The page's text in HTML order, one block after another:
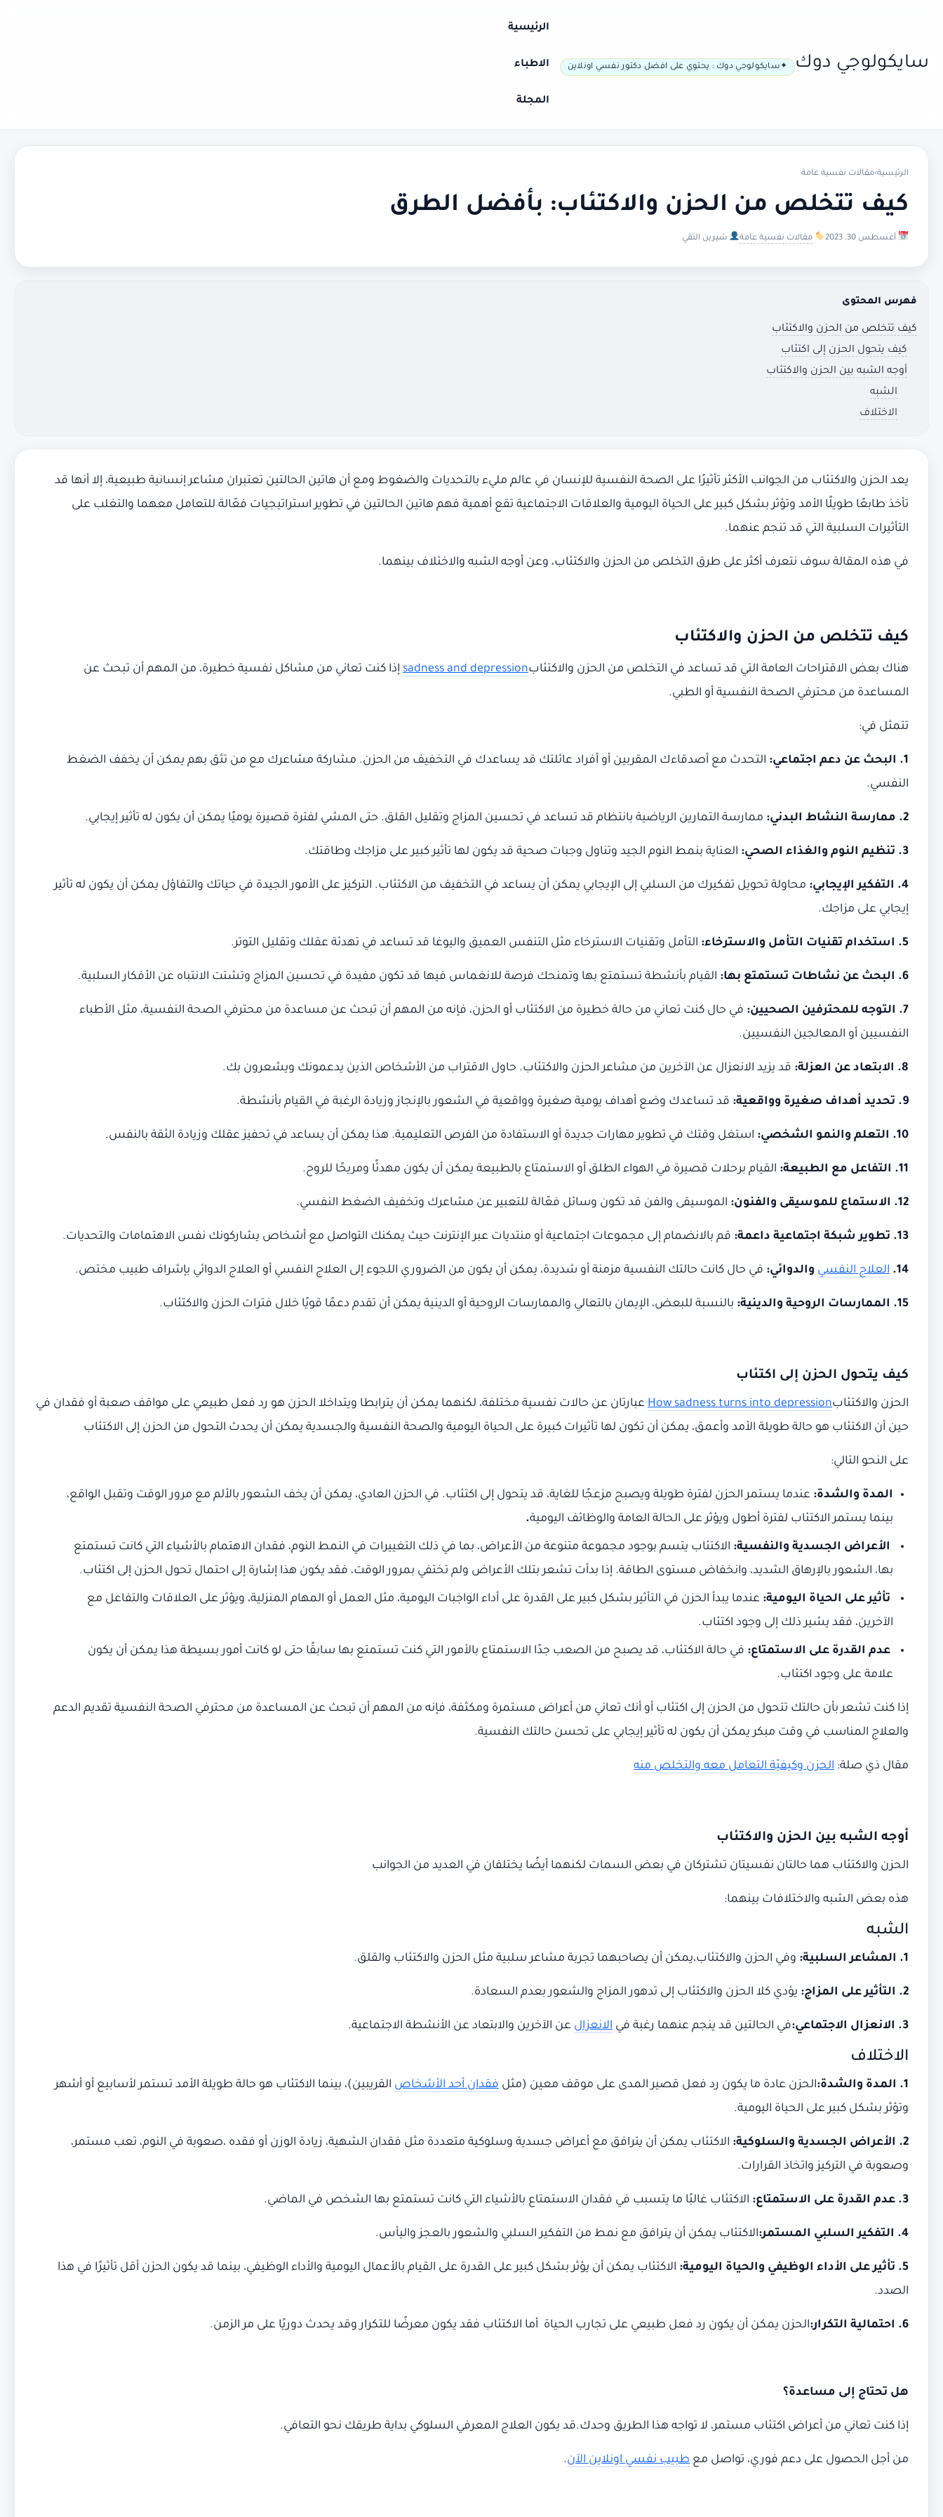
سايكولوجي دوك سايكولوجي دوك : يحتوي على افضل دكتور نفسي اونلاين
الرئيسية
الاطباء
المجلة
الرئيسية›مقالات نفسية عامة
كيف تتخلص من الحزن والاكتئاب: بأفضل الطرق
أغسطس 30, 2023 مقالات نفسية عامة شيرين التقي
فهرس المحتوى
كيف تتخلص من الحزن والاكتئاب
كيف يتحول الحزن إلى اكتئاب
أوجه الشبه بين الحزن والاكتئاب
الشبه
الاختلاف
يعد الحزن والاكتئاب من الجوانب الأكثر تأثيرًا على الصحة النفسية للإنسان في عالم مليء بالتحديات والضغوط ومع أن هاتين الحالتين تعتبران مشاعر إنسانية طبيعية، إلا أنها قد
تأخذ طابعًا طويلًا الأمد وتؤثر بشكل كبير على الحياة اليومية والعلاقات الاجتماعية تقع أهمية فهم هاتين الحالتين في تطوير استراتيجيات فعّالة للتعامل معهما والتغلب على
التأثيرات السلبية التي قد تنجم عنهما.
في هذه المقالة سوف نتعرف أكثر على طرق التخلص من الحزن والاكتئاب، وعن أوجه الشبه والاختلاف بينهما.
كيف تتخلص من الحزن والاكتئاب
هناك بعض الاقتراحات العامة التي قد تساعد في التخلص من الحزن والاكتئابsadness and depression إذا كنت تعاني من مشاكل نفسية خطيرة، من المهم أن تبحث عن
المساعدة من محترفي الصحة النفسية أو الطبي.
تتمثل في:
1. البحث عن دعم اجتماعي:
التحدث مع أصدقاءك المقربين أو أفراد عائلتك قد يساعدك في التخفيف من الحزن. مشاركة مشاعرك مع من تثق بهم يمكن أن يخفف الضغط
النفسي.
2. ممارسة النشاط البدني: ممارسة التمارين الرياضية بانتظام قد تساعد في تحسين المزاج وتقليل القلق. حتى المشي لفترة قصيرة يوميًا يمكن أن يكون له تأثير إيجابي.
3. تنظيم النوم والغذاء الصحي: العناية بنمط النوم الجيد وتناول وجبات صحية قد يكون لها تأثير كبير على مزاجك وطاقتك.
4. التفكير الإيجابي:
محاولة تحويل تفكيرك من السلبي إلى الإيجابي يمكن أن يساعد في التخفيف من الاكتئاب. التركيز على الأمور الجيدة في حياتك والتفاؤل يمكن أن يكون له تأثير
إيجابي على مزاجك.
5. استخدام تقنيات التأمل والاسترخاء: التأمل وتقنيات الاسترخاء مثل التنفس العميق واليوغا قد تساعد في تهدئة عقلك وتقليل التوتر.
6. البحث عن نشاطات تستمتع بها: القيام بأنشطة تستمتع بها وتمنحك فرصة للانغماس فيها قد تكون مفيدة في تحسين المزاج وتشتت الانتباه عن الأفكار السلبية.
7. التوجه للمحترفين الصحيين:
في حال كنت تعاني من حالة خطيرة من الاكتئاب أو الحزن، فإنه من المهم أن تبحث عن مساعدة من محترفي الصحة النفسية، مثل الأطباء
النفسيين أو المعالجين النفسيين.
8. الابتعاد عن العزلة: قد يزيد الانعزال عن الآخرين من مشاعر الحزن والاكتئاب. حاول الاقتراب من الأشخاص الذين يدعمونك ويشعرون بك.
9. تحديد أهداف صغيرة وواقعية: قد تساعدك وضع أهداف يومية صغيرة وواقعية في الشعور بالإنجاز وزيادة الرغبة في القيام بأنشطة.
10. التعلم والنمو الشخصي: استغل وقتك في تطوير مهارات جديدة أو الاستفادة من الفرص التعليمية. هذا يمكن أن يساعد في تحفيز عقلك وزيادة الثقة بالنفس.
11. التفاعل مع الطبيعة: القيام برحلات قصيرة في الهواء الطلق أو الاستمتاع بالطبيعة يمكن أن يكون مهدئًا ومريحًا للروح.
12. الاستماع للموسيقى والفنون: الموسيقى والفن قد تكون وسائل فعّالة للتعبير عن مشاعرك وتخفيف الضغط النفسي.
13. تطوير شبكة اجتماعية داعمة: قم بالانضمام إلى مجموعات اجتماعية أو منتديات عبر الإنترنت حيث يمكنك التواصل مع أشخاص يشاركونك نفس الاهتمامات والتحديات.
14. العلاج النفسي والدوائي: في حال كانت حالتك النفسية مزمنة أو شديدة، يمكن أن يكون من الضروري اللجوء إلى العلاج النفسي أو العلاج الدوائي بإشراف طبيب مختص.
15. الممارسات الروحية والدينية: بالنسبة للبعض، الإيمان بالتعالي والممارسات الروحية أو الدينية يمكن أن تقدم دعمًا قويًا خلال فترات الحزن والاكتئاب.
كيف يتحول الحزن إلى اكتئاب
الحزن والاكتئابHow sadness turns into depression عبارتان عن حالات نفسية مختلفة، لكنهما يمكن أن يترابطا ويتداخلا الحزن هو رد فعل طبيعي على مواقف صعبة أو فقدان في
حين أن الاكتئاب هو حالة طويلة الأمد وأعمق، يمكن أن تكون لها تأثيرات كبيرة على الحياة اليومية والصحة النفسية والجسدية يمكن أن يحدث التحول من الحزن إلى الاكتئاب
على النحو التالي:
المدة والشدة: عندما يستمر الحزن لفترة طويلة ويصبح مزعجًا للغاية، قد يتحول إلى اكتئاب. في الحزن العادي، يمكن أن يخف الشعور بالألم مع مرور الوقت وتقبل الواقع،
بينما يستمر الاكتئاب لفترة أطول ويؤثر على الحالة العامة والوظائف اليومية.
الأعراض الجسدية والنفسية: الاكتئاب يتسم بوجود مجموعة متنوعة من الأعراض، بما في ذلك التغييرات في النمط النوم، فقدان الاهتمام بالأشياء التي كانت تستمتع
بها، الشعور بالإرهاق الشديد، وانخفاض مستوى الطاقة. إذا بدأت تشعر بتلك الأعراض ولم تختفي بمرور الوقت، فقد يكون هذا إشارة إلى احتمال تحول الحزن إلى اكتئاب.
تأثير على الحياة اليومية: عندما يبدأ الحزن في التأثير بشكل كبير على القدرة على أداء الواجبات اليومية، مثل العمل أو المهام المنزلية، ويؤثر على العلاقات والتفاعل مع
الآخرين، فقد يشير ذلك إلى وجود اكتئاب.
عدم القدرة على الاستمتاع: في حالة الاكتئاب، قد يصبح من الصعب جدًا الاستمتاع بالأمور التي كنت تستمتع بها سابقًا حتى لو كانت أمور بسيطة هذا يمكن أن يكون
علامة على وجود اكتئاب.
إذا كنت تشعر بأن حالتك تتحول من الحزن إلى اكتئاب أو أنك تعاني من أعراض مستمرة ومكثفة، فإنه من المهم أن تبحث عن المساعدة من محترفي الصحة النفسية تقديم الدعم
والعلاج المناسب في وقت مبكر يمكن أن يكون له تأثير إيجابي على تحسن حالتك النفسية.
مقال ذي صلة: الحزن وكيفيّة التعامل معه والتخلص منه
أوجه الشبه بين الحزن والاكتئاب
الحزن والاكتئاب هما حالتان نفسيتان تشتركان في بعض السمات لكنهما أيضًا يختلفان في العديد من الجوانب
هذه بعض الشبه والاختلافات بينهما:
الشبه
1. المشاعر السلبية: وفي الحزن والاكتئاب،يمكن أن يصاحبهما تجربة مشاعر سلبية مثل الحزن والاكتئاب والقلق.
2. التأثير على المزاج: يؤدي كلا الحزن والاكتئاب إلى تدهور المزاج والشعور بعدم السعادة.
3. الانعزال الاجتماعي: في الحالتين قد ينجم عنهما رغبة في الانعزال عن الآخرين والابتعاد عن الأنشطة الاجتماعية.
الاختلاف
1. المدة والشدة: الحزن عادة ما يكون رد فعل قصير المدى على موقف معين (مثل فقدان أحد الأشخاص القريبين)، بينما الاكتئاب هو حالة طويلة الأمد تستمر لأسابيع أو أشهر
وتؤثر بشكل كبير على الحياة اليومية.
2. الأعراض الجسدية والسلوكية:
الاكتئاب يمكن أن يترافق مع أعراض جسدية وسلوكية متعددة مثل فقدان الشهية، زيادة الوزن أو فقده ،صعوبة في النوم، تعب مستمر،
وصعوبة في التركيز واتخاذ القرارات.
3. عدم القدرة على الاستمتاع: الاكتئاب غالبًا ما يتسبب في فقدان الاستمتاع بالأشياء التي كانت تستمتع بها الشخص في الماضي.
4. التفكير السلبي المستمر: الاكتئاب يمكن أن يترافق مع نمط من التفكير السلبي والشعور بالعجز واليأس.
5. تأثير على الأداء الوظيفي والحياة اليومية:
الاكتئاب يمكن أن يؤثر بشكل كبير على القدرة على القيام بالأعمال اليومية والأداء الوظيفي، بينما قد يكون الحزن أقل تأثيرًا في هذا
الصدد.
6. احتمالية التكرار: الحزن يمكن أن يكون رد فعل طبيعي على تجارب الحياة أما الاكتئاب فقد يكون معرضًا للتكرار وقد يحدث دوريًا على مر الزمن.
هل تحتاج إلى مساعدة؟
إذا كنت تعاني من أعراض اكتئاب مستمر، لا تواجه هذا الطريق وحدك.قد يكون العلاج المعرفي السلوكي بداية طريقك نحو التعافي.
من أجل الحصول على دعم فوري، تواصل مع طبيب نفسي اونلاين الآن.